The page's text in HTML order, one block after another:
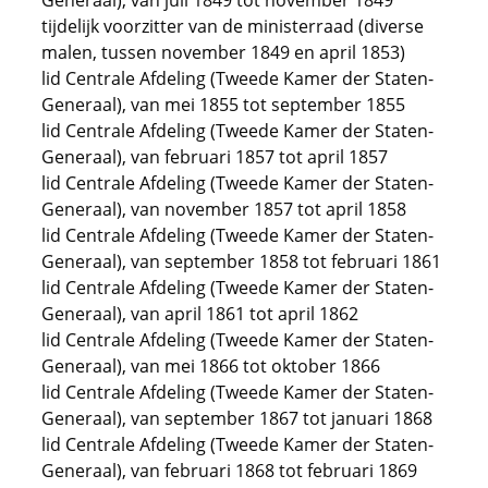
tijdelijk voorzitter van de ministerraad (diverse
malen, tussen november 1849 en april 1853)
lid Centrale Afdeling (Tweede Kamer der Staten-
Generaal), van mei 1855 tot september 1855
lid Centrale Afdeling (Tweede Kamer der Staten-
Generaal), van februari 1857 tot april 1857
lid Centrale Afdeling (Tweede Kamer der Staten-
Generaal), van november 1857 tot april 1858
lid Centrale Afdeling (Tweede Kamer der Staten-
Generaal), van september 1858 tot februari 1861
lid Centrale Afdeling (Tweede Kamer der Staten-
Generaal), van april 1861 tot april 1862
lid Centrale Afdeling (Tweede Kamer der Staten-
Generaal), van mei 1866 tot oktober 1866
lid Centrale Afdeling (Tweede Kamer der Staten-
Generaal), van september 1867 tot januari 1868
lid Centrale Afdeling (Tweede Kamer der Staten-
Generaal), van februari 1868 tot februari 1869